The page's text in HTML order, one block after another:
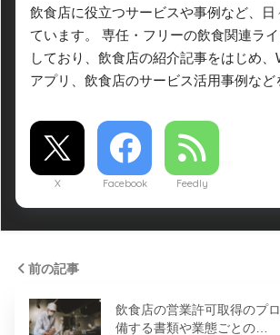
飲食店に役立つサービスや事例など、日
ています。 専任・フリーの飲食関連ラ
しており、飲食店の紹介記事をはじめ、
アプリ、飲食店のサービス活用事例など
X Facebook Feedly
前の記事
飲食店の営業許可取得のプ
備する書類や業態ごとの…